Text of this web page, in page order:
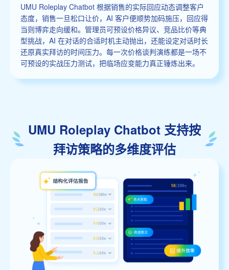
UMU Roleplay Chatbot 根据销售的实际回应动态调整客户
态度，销售一旦松口让价，AI 客户便顺势加码施压，回应得
当则博弈走向缓和。管理员可预设价格异议、竞品比价等典
型挑战，AI 在对话的合适时机主动抛出，还能设定对话时长
还原真实拜访的时间压力。每一次价格谈判演练都是一场不
可预设的实战压力测试，把临场应变能力真正锤炼出来。
UMU Roleplay Chatbot 支持按
拜访策略的多维度评估